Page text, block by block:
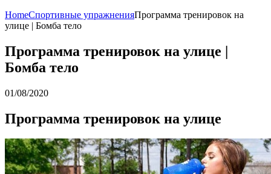
HomeСпортивные упражненияПрограмма тренировок на
улице | Бомба тело
Программа тренировок на улице |
Бомба тело
01/08/2020
Программа тренировок на улице